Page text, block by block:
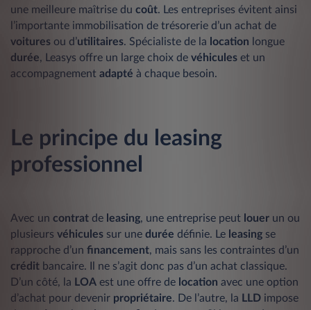
une meilleure maîtrise du coût. Les entreprises évitent ainsi
l’importante immobilisation de trésorerie d’un achat de
voitures ou d’utilitaires. Spécialiste de la location longue
durée, Leasys offre un large choix de véhicules et un
accompagnement adapté à chaque besoin.
Le principe du leasing
professionnel
Avec un contrat de leasing, une entreprise peut louer un ou
plusieurs véhicules sur une durée définie. Le leasing se
rapproche d’un financement, mais sans les contraintes d’un
crédit bancaire. Il ne s’agit donc pas d’un achat classique.
D’un côté, la LOA est une offre de location avec une option
d’achat pour devenir propriétaire. De l’autre, la LLD impose